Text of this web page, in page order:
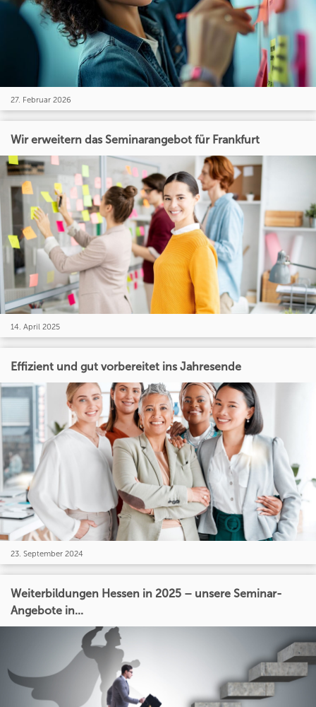
27. Februar 2026
Wir erweitern das Seminarangebot für Frankfurt
14. April 2025
Effizient und gut vorbereitet ins Jahresende
23. September 2024
Weiterbildungen Hessen in 2025 – unsere Seminar-
Angebote in...